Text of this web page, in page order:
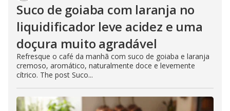
Suco de goiaba com laranja no
liquidificador leve acidez e uma
doçura muito agradável
Refresque o café da manhã com suco de goiaba e laranja
cremoso, aromático, naturalmente doce e levemente
cítrico. The post Suco...